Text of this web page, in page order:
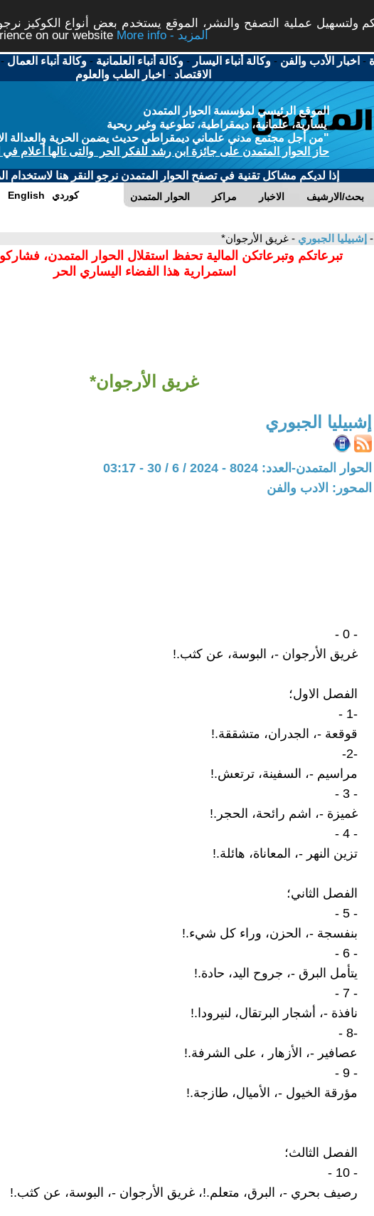
ولتسهيل عملية التصفح والنشر، الموقع يستخدم بعض أنواع الكوكيز
on our website
More info - المزيد
- اخبار الأدب والفن -وكالة أنباء اليسار -وكالة أنباء العلمانية -وكالة أنباء العمال
الاقتصاد - اخبار الطب والعلوم
الموقع الرئيسي لمؤسسة الحوار المتمدن
يسارية، علمانية، ديمقراطية، تطوعية وغير ربحية
"من أجل مجتمع مدني علماني ديمقراطي حديث يضمن الحرية والعدالة
حاز الحوار المتمدن على جائزة ابن رشد للفكر الحر والتى نالها أعلام في
إذا لديكم مشاكل تقنية في تصفح الحوار المتمدن نرجو النقر هنا لاستخدام
الحوار المتمدن مراكز الاخبار بحث/الارشيف English كوردي
- إشبيليا الجبوري - غريق الأرجوان*
تبرعاتكم وتبرعاتكن المالية تحفظ استقلال الحوار المتمدن،
استمرارية هذا الفضاء اليساري الحر
غريق الأرجوان*
إشبيليا الجبوري
الحوار المتمدن-العدد: 8024 - 2024 / 6 / 30 - 03:17
المحور: الادب والفن
- 0 -
غريق الأرجوان -، البوسة، عن كثب.!
الفصل الاول؛
-1 -
قوقعة -، الجدران، متشققة.!
-2-
مراسيم -، السفينة، ترتعش.!
- 3 -
غميزة -، اشم رائحة، الحجر.!
- 4 -
تزين النهر -، المعاناة، هائلة.!
الفصل الثاني؛
- 5 -
بنفسجة -، الحزن، وراء كل شيء.!
- 6 -
يتأمل البرق -، جروح اليد، حادة.!
- 7 -
نافذة -، أشجار البرتقال، لنيرودا.!
-8 -
عصافير -، الأزهار ، على الشرفة.!
- 9 -
مؤرقة الخيول -، الأميال، طازجة.!
الفصل الثالث؛
- 10 -
رصيف بحري -، البرق، متعلم.!، غريق الأرجوان -، البوسة، عن كثب.!